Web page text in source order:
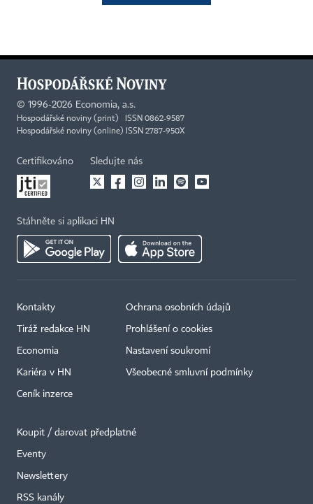
© 1996-2026 Economia, a.s.
Hospodářské noviny (print) ISSN 0862-9587
Hospodářské noviny (online) ISSN 2787-950X
Certifikováno Sledujte nás
Stáhněte si aplikaci HN
Kontakty
Tiráž redakce HN
Economia
Kariéra v HN
Ceník inzerce
Ochrana osobních údajů
Prohlášení o cookies
Nastavení soukromí
Všeobecné smluvní podmínky
Koupit / darovat předplatné
Eventy
Newslettery
RSS kanály